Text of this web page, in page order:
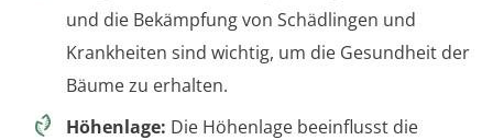
und die Bekämpfung von Schädlingen und
Krankheiten sind wichtig, um die Gesundheit der
Bäume zu erhalten.
Höhenlage: Die Höhenlage beeinflusst die